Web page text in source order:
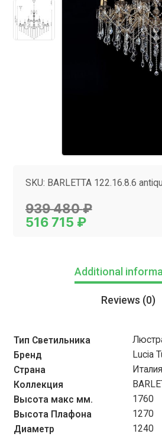
SKU: BARLETTA 122.16.8.6
Category: Люстры
939 480₽
516 715 ₽
Additional
Reviews (0)
Тип Светильника
Бренд
Lucia
Страна
Италия
Коллекция
Высота макс мм.
1760
Высота Плафона
1270
Диаметр
1240